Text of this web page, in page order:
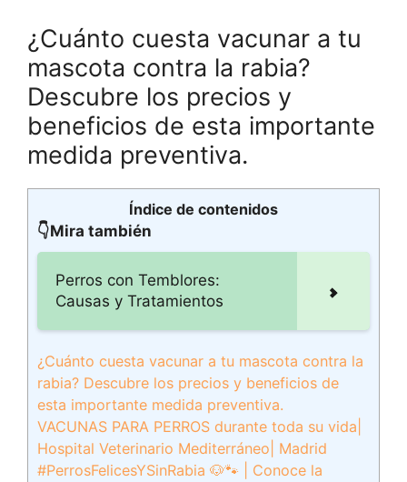
¿Cuánto cuesta vacunar a tu
mascota contra la rabia?
Descubre los precios y
beneficios de esta importante
medida preventiva.
Índice de contenidos
👇Mira también
Perros con Temblores:
Causas y Tratamientos
¿Cuánto cuesta vacunar a tu mascota contra la
rabia? Descubre los precios y beneficios de
esta importante medida preventiva.
VACUNAS PARA PERROS durante toda su vida|
Hospital Veterinario Mediterráneo| Madrid
#PerrosFelicesYSinRabia 🐶🐾 | Conoce la